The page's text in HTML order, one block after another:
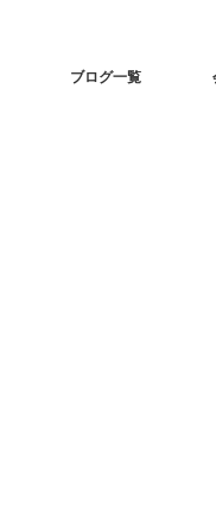
ブログ一覧